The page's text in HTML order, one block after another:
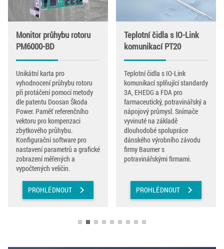
Monitor průhybu rotoru
PM6000-BD
Unikátní karta pro
vyhodnocení průhybu rotoru
při protáčení pomocí metody
dle patentu Doosan Škoda
Power. Paměť referenčního
vektoru pro kompenzaci
zbytkového průhybu.
Konfigurační software pro
nastavení parametrů a grafické
zobrazení měřených a
vypočtených veličin.
PROHLÉDNOUT chevron_right
Teplotní čidla s IO-Link
komunikací PT20
Teplotní čidla s IO-Link
komunikací splňující standardy
3A, EHEDG a FDA pro
farmaceutický, potravinářský a
nápojový průmysl. Snímače
vyvinuté na základě
dlouhodobé spolupráce
dánského výrobního závodu
firmy Baumer s
potravinářskými firmami.
PROHLÉDNOUT chevron_right